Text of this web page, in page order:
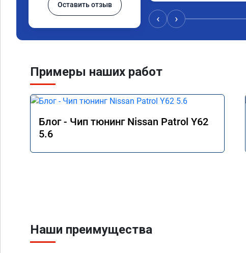
Оставить отзыв
прошивку и очень этому
автомобиль стал живым,
езды и уверенного старта
‹ ›
Примеры наших работ
Блог - Чип тюнинг Nissan Patrol Y62
5.6
Наши преимущества